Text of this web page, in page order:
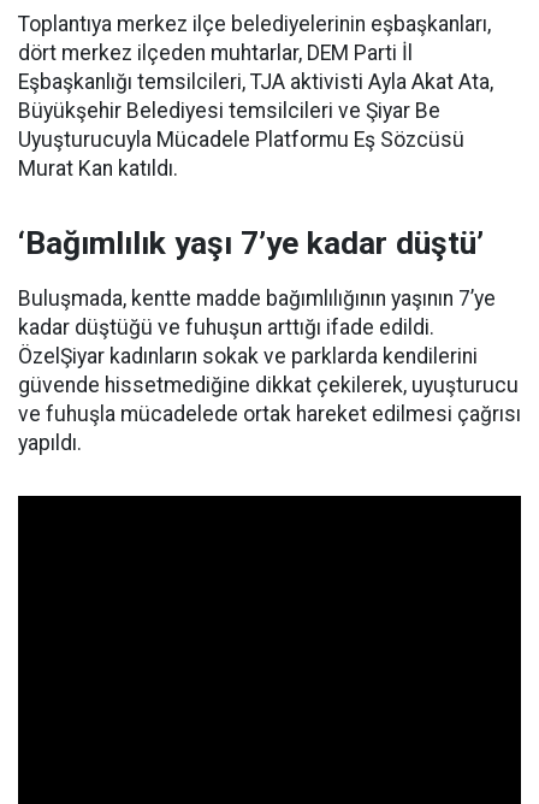
Toplantıya merkez ilçe belediyelerinin eşbaşkanları,
dört merkez ilçeden muhtarlar, DEM Parti İl
Eşbaşkanlığı temsilcileri, TJA aktivisti Ayla Akat Ata,
Büyükşehir Belediyesi temsilcileri ve Şiyar Be
Uyuşturucuyla Mücadele Platformu Eş Sözcüsü
Murat Kan katıldı.
‘Bağımlılık yaşı 7’ye kadar düştü’
Buluşmada, kentte madde bağımlılığının yaşının 7’ye
kadar düştüğü ve fuhuşun arttığı ifade edildi.
ÖzelŞiyar kadınların sokak ve parklarda kendilerini
güvende hissetmediğine dikkat çekilerek, uyuşturucu
ve fuhuşla mücadelede ortak hareket edilmesi çağrısı
yapıldı.